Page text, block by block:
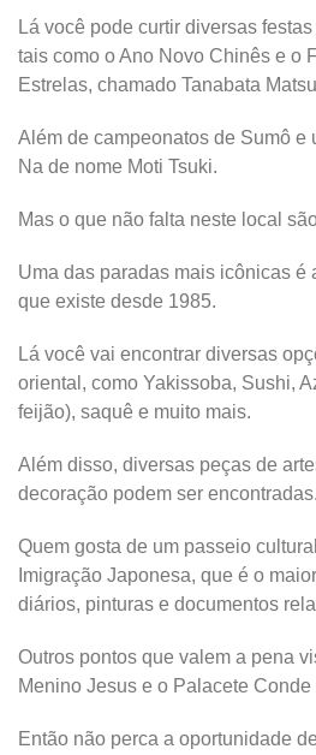
Lá você pode curtir diversas
tais como o Ano Novo Chinês e o
Estrelas, chamado Tanabata
Além de campeonatos de Sumô e
Na de nome Moti Tsuki.
Mas o que não falta neste local
Uma das paradas mais icônicas é
que existe desde 1985.
Lá você vai encontrar diversas
oriental, como Yakissoba, Sushi,
feijão), saquê e muito mais.
Além disso, diversas peças de
decoração podem ser encontradas.
Quem gosta de um passeio
Imigração Japonesa, que é o
diários, pinturas e documentos
Outros pontos que valem a pena
Menino Jesus e o Palacete
Então não perca a oportunidade